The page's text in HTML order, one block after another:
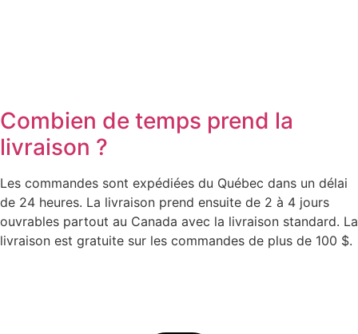
Combien de temps prend la
livraison ?
Les commandes sont expédiées du Québec dans un délai
de 24 heures. La livraison prend ensuite de 2 à 4 jours
ouvrables partout au Canada avec la livraison standard. La
livraison est gratuite sur les commandes de plus de 100 $.